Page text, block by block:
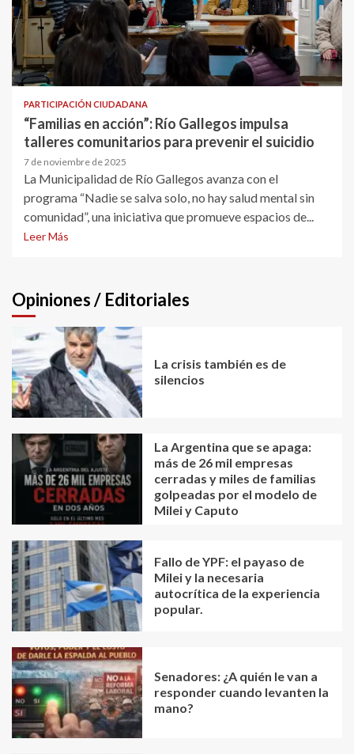
PARTICIPACIÓN CIUDADANA
“Familias en acción”: Río Gallegos impulsa
talleres comunitarios para prevenir el suicidio
7 de noviembre de 2025
La Municipalidad de Río Gallegos avanza con el
programa “Nadie se salva solo, no hay salud mental sin
comunidad”, una iniciativa que promueve espacios de...
Leer Más
Opiniones / Editoriales
La crisis también es de
silencios
La Argentina que se apaga:
más de 26 mil empresas
cerradas y miles de familias
golpeadas por el modelo de
Milei y Caputo
Fallo de YPF: el payaso de
Milei y la necesaria
autocrítica de la experiencia
popular.
Senadores: ¿A quién le van a
responder cuando levanten la
mano?